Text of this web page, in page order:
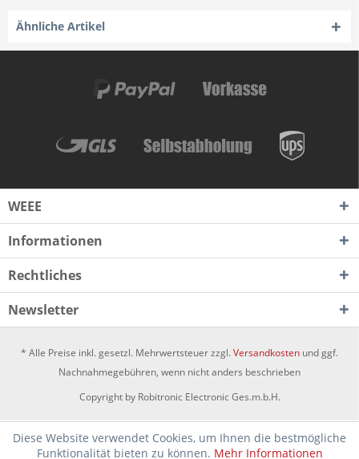
Ähnliche Artikel
WEEE
Informationen
Rechtliches
Newsletter
* Alle Preise inkl. gesetzl. Mehrwertsteuer zzgl.Versandkosten und ggf.
Nachnahmegebühren, wenn nicht anders beschrieben
Copyright by Robitronic Electronic Ges.m.b.H.
Diese Website verwendet Cookies, um Ihnen die bestmögliche
Funktionalität bieten zu können. Mehr Informationen